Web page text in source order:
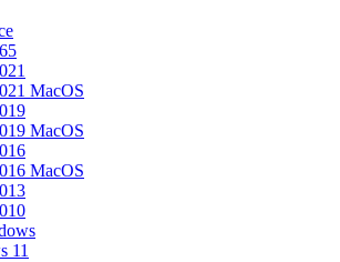
MacOS
MacOS
MacOS
11